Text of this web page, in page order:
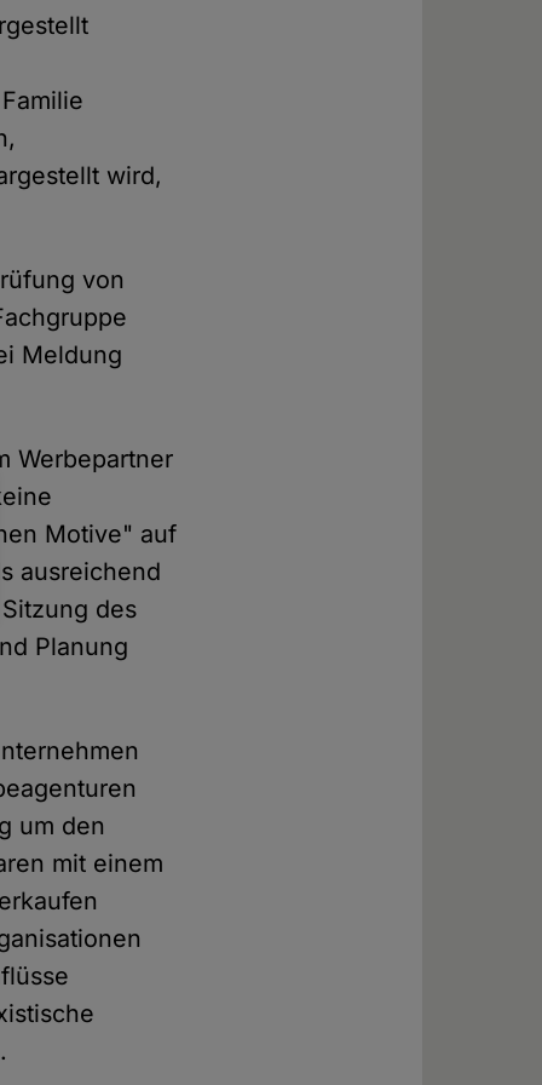
wird,
von
Meldung
Werbepartner
Motive" auf
ausreichend
des
Planung
um den
mit einem